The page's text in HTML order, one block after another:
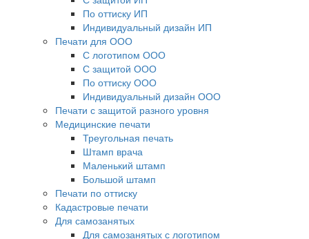
По оттиску ИП
Индивидуальный дизайн ИП
Печати для ООО
С логотипом ООО
С защитой ООО
По оттиску ООО
Индивидуальный дизайн ООО
Печати с защитой разного уровня
Медицинские печати
Треугольная печать
Штамп врача
Маленький штамп
Большой штамп
Печати по оттиску
Кадастровые печати
Для самозанятых
Для самозанятых с логотипом